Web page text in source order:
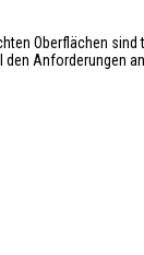
Oberflächen
Anforderungen